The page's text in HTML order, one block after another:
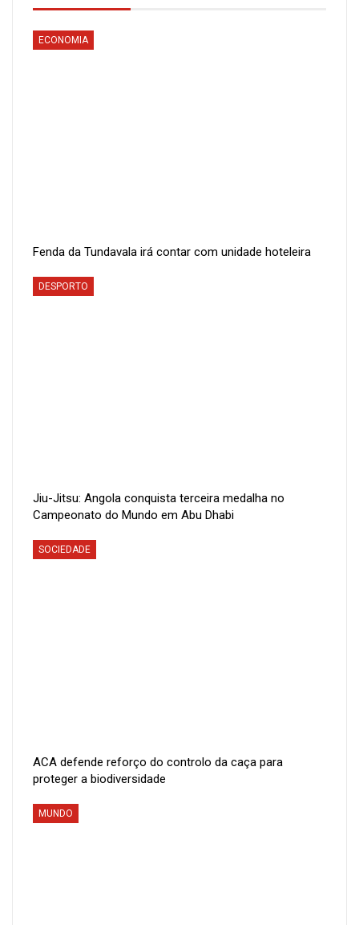
ECONOMIA
Fenda da Tundavala irá contar com unidade hoteleira
DESPORTO
Jiu-Jitsu: Angola conquista terceira medalha no
Campeonato do Mundo em Abu Dhabi
SOCIEDADE
ACA defende reforço do controlo da caça para
proteger a biodiversidade
MUNDO